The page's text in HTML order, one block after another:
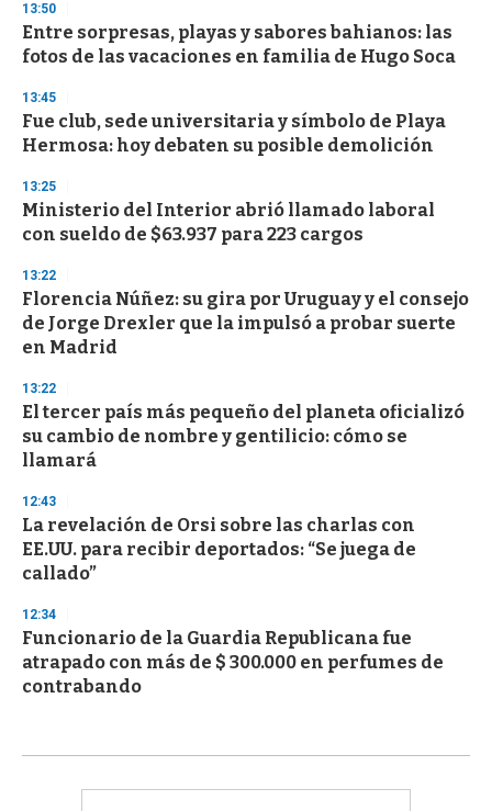
3
s
e
c
n
d
s
13:50
Entre sorpresas, playas y sabores bahianos: las
fotos de las vacaciones en familia de Hugo Soca
13:45
Fue club, sede universitaria y símbolo de Playa
Hermosa: hoy debaten su posible demolición
13:25
Ministerio del Interior abrió llamado laboral
con sueldo de $63.937 para 223 cargos
13:22
Florencia Núñez: su gira por Uruguay y el consejo
de Jorge Drexler que la impulsó a probar suerte
en Madrid
13:22
El tercer país más pequeño del planeta oficializó
su cambio de nombre y gentilicio: cómo se
llamará
12:43
La revelación de Orsi sobre las charlas con
EE.UU. para recibir deportados: “Se juega de
callado”
12:34
Funcionario de la Guardia Republicana fue
atrapado con más de $ 300.000 en perfumes de
contrabando